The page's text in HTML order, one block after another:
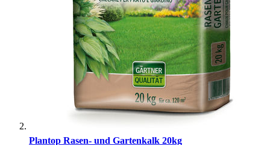
Plantop Rasen- und Gartenkalk 20kg